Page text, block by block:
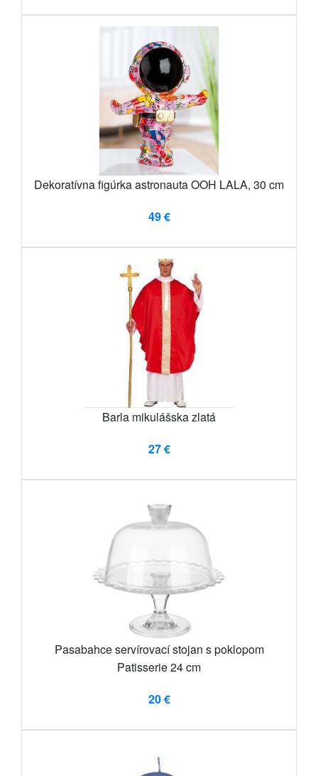
Dekoratívna figúrka astronauta OOH LALA, 30 cm
49 €
Barla mikulášska zlatá
27 €
Pasabahce servírovací stojan s poklopom
Patisserie 24 cm
20 €